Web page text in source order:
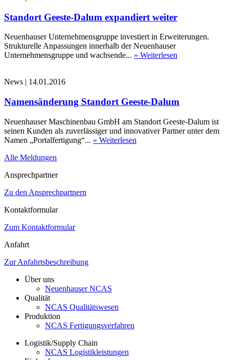
Standort Geeste-Dalum expandiert weiter
Neuenhauser Unternehmensgruppe investiert in Erweiterungen.
Strukturelle Anpassungen innerhalb der Neuenhauser
Unternehmensgruppe und wachsende... » Weiterlesen
News | 14.01.2016
Namensänderung Standort Geeste-Dalum
Neuenhauser Maschinenbau GmbH am Standort Geeste-Dalum ist
seinen Kunden als zuverlässiger und innovativer Partner unter dem
Namen „Portalfertigung“... » Weiterlesen
Alle Meldungen
Ansprechpartner
Zu den Ansprechpartnern
Kontaktformular
Zum Kontaktformular
Anfahrt
Zur Anfahrtsbeschreibung
Über uns
Neuenhauser NCAS
Qualität
NCAS Qualitätswesen
Produktion
NCAS Fertigungsverfahren
Logistik/Supply Chain
NCAS Logistikleistungen